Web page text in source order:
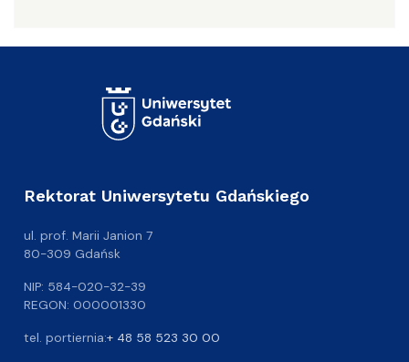
Rektorat Uniwersytetu Gdańskiego
ul. prof. Marii Janion 7
80-309 Gdańsk
NIP: 584-020-32-39
REGON: 000001330
tel. portiernia:+ 48 58 523 30 00